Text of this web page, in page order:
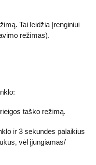
Tai leidžia Įrenginiui
režimas).
taško režimą.
ir 3 sekundes palaikius
vėl įjungiamas/